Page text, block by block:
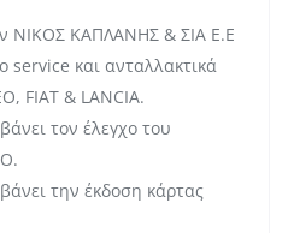
ΝΙΚΟΣ ΚΑΠΛΑΝΗΣ & ΣΙΑ Ε.Ε
service και ανταλλακτικά
FIAT & LANCIA.
τον έλεγχο του
την έκδοση κάρτας